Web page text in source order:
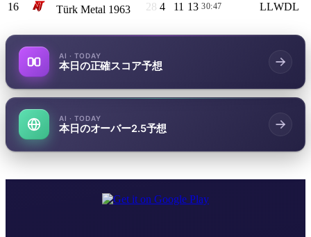
16
Türk Metal 1963 28 4 11 13 30:47 LLWDL
AI · TODAY
本日の正確スコア予想
AI · TODAY
本日のオーバー2.5予想